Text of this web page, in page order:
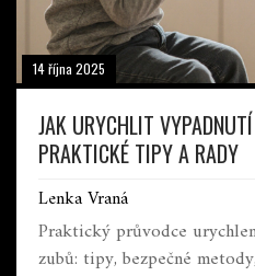
14 října 2025
JAK URYCHLIT
PRAKTICKÉ TIPY A RADY
Lenka Vraná
Praktický průvodce
zubů: tipy, bezpečné